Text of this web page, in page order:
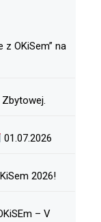
z OKiSem” na
01.07.2026
2026!
– V